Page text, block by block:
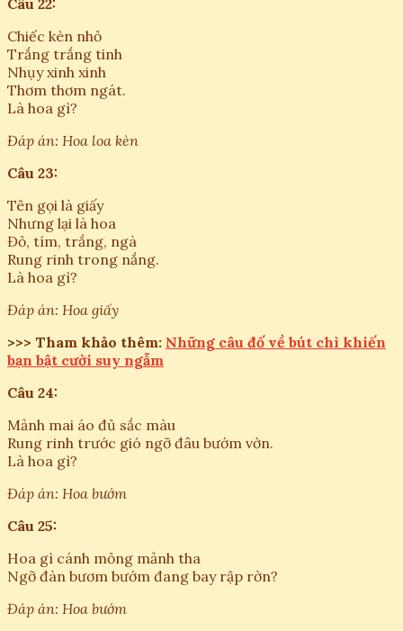
Câu 22:
Chiếc kèn nhỏ
Trắng trắng tinh
Nhụy xinh xinh
Thơm thơm ngát.
Là hoa gì?
Đáp án: Hoa loa kèn
Câu 23:
Tên gọi là giấy
Nhưng lại là hoa
Đỏ, tím, trắng, ngà
Rung rinh trong nắng.
Là hoa gì?
Đáp án: Hoa giấy
>>> Tham khảo thêm: Những câu đố về bút chì khiến
bạn bật cười suy ngẫm
Câu 24:
Mảnh mai áo đủ sắc màu
Rung rinh trước gió ngỡ đâu bướm vờn.
Là hoa gì?
Đáp án: Hoa bướm
Câu 25:
Hoa gì cánh mỏng mảnh tha
Ngỡ đàn bươm bướm đang bay rập rờn?
Đáp án: Hoa bướm